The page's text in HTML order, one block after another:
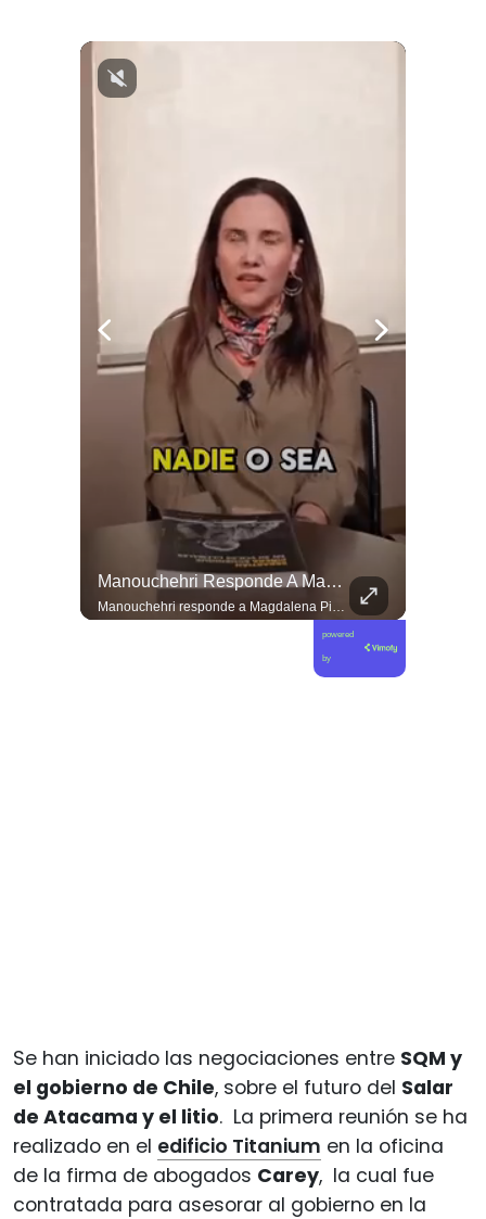
Manouchehri Responde A Magdalena Piñera: “Les Molesta Que Toquemos A Los Que Se Creían Intocables”, , El Diputado Daniel Manouchehri (PS) Respondió A Los Dichos...
Manouchehri responde a Magdalena Piñera: “Les molesta que toquemos a los que se creían intocables” El diputado Daniel Manouchehri (PS) respondió a los dichos de Magdalena Piñera, hija del expresidente Sebastián Piñera, quien en una entrevista afirmó que “no quiero un Congreso lleno de Manouchehris (…) nadie lo sigue”, en el marco de una reflexión sobre el debate público y el legado del exmandatario. El parlamentario por la Región de Coquimbo defendió su trabajo legislativo y fiscalizador, apuntando a que su respaldo ciudadano y sus acciones contra redes de poder contradicen las críticas formuladas por la hija del exmandatario. “Magdalena Piñera dice que nadie nos sigue. Los casi 100 mil votos en la última elección, récord histórico para un parlamentario en mi región, dicen otra cosa. Ese respaldo es un mandato para enfrentar los abusos de los poderosos. Nuestras acusaciones constitucionales terminaron con tres jueces destituidos y nuestras denuncias abrieron investigaciones penales en el Caso Hermosilla, entre ellas la que investiga a Chadwick”, indicó Manouchehri.
powered
by
Se han iniciado las negociaciones entre SQM y
el gobierno de Chile, sobre el futuro del Salar
de Atacama y el litio. La primera reunión se ha
realizado en el edificio Titanium en la oficina
de la firma de abogados Carey, la cual fue
contratada para asesorar al gobierno en la